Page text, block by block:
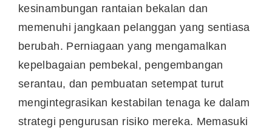
kesinambungan rantaian bekalan dan
memenuhi jangkaan pelanggan yang sentiasa
berubah. Perniagaan yang mengamalkan
kepelbagaian pembekal, pengembangan
serantau, dan pembuatan setempat turut
mengintegrasikan kestabilan tenaga ke dalam
strategi pengurusan risiko mereka. Memasuki